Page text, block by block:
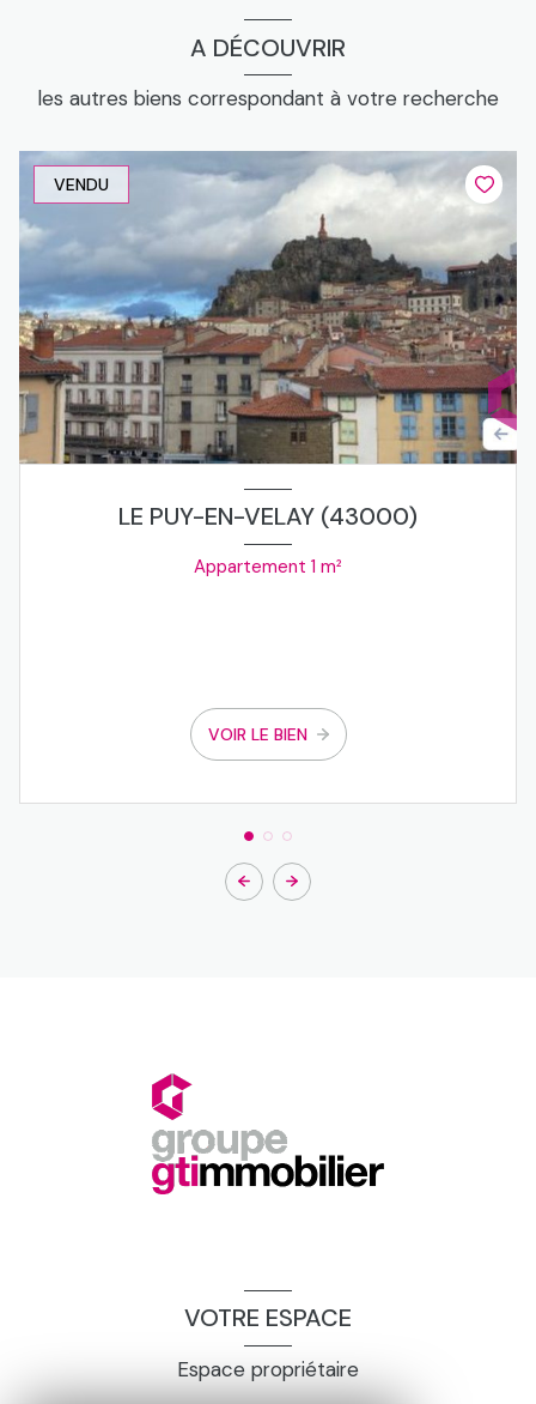
A DÉCOUVRIR
les autres biens correspondant à votre recherche
VENDU
LE PUY-EN-VELAY (43000)
Appartement 1 m²
VOIR LE BIEN
VOTRE ESPACE
Espace propriétaire